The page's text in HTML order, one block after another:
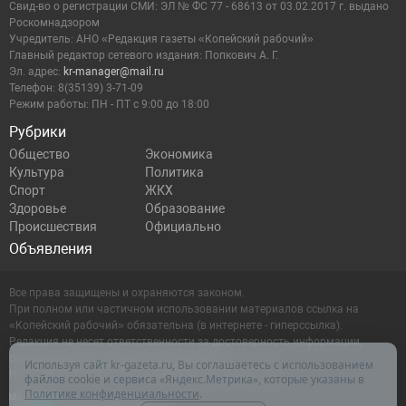
Рубрики
Общество
Экономика
Культура
Политика
Спорт
ЖКХ
Здоровье
Образование
Происшествия
Официально
Объявления
Cвид-во о регистрации СМИ: ЭЛ № ФС 77 - 68613 от 03.02.2017 г. выдано
Роскомнадзором
Учредитель: АНО «Редакция газеты «Копейский рабочий»
Главный редактор сетевого издания: Попкович А. Г.
Эл. адрес: kr-manager@mail.ru
Телефон: 8(35139) 3-71-09
Режим работы: ПН - ПТ с 9:00 до 18:00
Все права защищены и охраняются законом.
При полном или частичном использовании материалов ссылка на
«Копейский рабочий» обязательна (в интернете - гиперссылка).
Редакция не несет ответственности за достоверность информации,
содержащейся в рекламных объявлениях.
Настоящий ресурс может содержать материалы 16+
Используя сайт kr-gazeta.ru, Вы соглашаетесь с использованием
файлов cookie и сервиса «Яндекс.Метрика», которые указаны в
Политике конфиденциальности.